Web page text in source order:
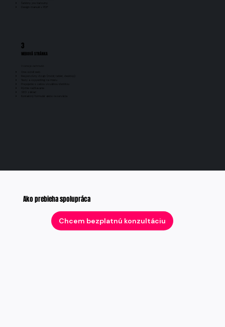
Šablóny pre tlačoviny
Design manuál v PDF
3
WEBOVÁ STRÁNKA
Responzívny dizajn (mobil, tablet, desktop)
Texty a copywriting na mieru
Prepojenie s vašou vizuálnou identitou
Rýchle načítavanie
Kontaktný formulár alebo rezervácia
Ako prebieha spolupráca
Chcem bezplatnú konzultáciu